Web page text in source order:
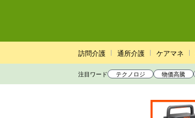
訪問介護 通所介護 ケアマネ
注目ワード テクノロジ 物価高騰